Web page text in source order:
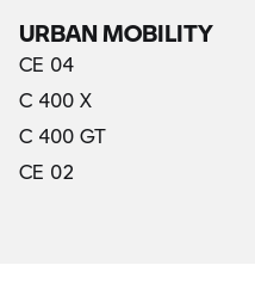
URBAN MOBILITY
CE 04
C 400 X
C 400 GT
CE 02